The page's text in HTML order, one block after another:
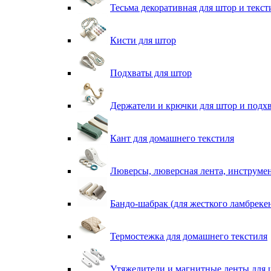
Тесьма декоративная для штор и
Кисти для штор
Подхваты для штор
Держатели и крючки для штор и
Кант для домашнего текстиля
Люверсы, люверсная лента,
Бандо-шабрак (для жесткого
Термостежка для домашнего текстиля
Утяжелители и магнитные ленты для